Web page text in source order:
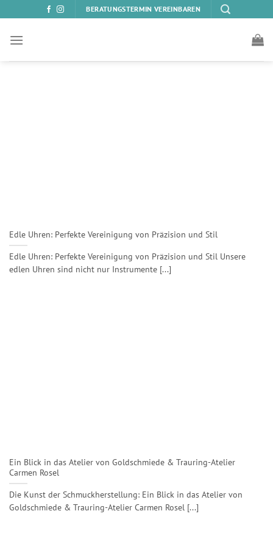
Inhalt
springen
BERATUNGSTERMIN VEREINBAREN
Edle Uhren: Perfekte Vereinigung von Präzision und Stil
Edle Uhren: Perfekte Vereinigung von Präzision und Stil Unsere
edlen Uhren sind nicht nur Instrumente [...]
Ein Blick in das Atelier von Goldschmiede & Trauring-Atelier
Carmen Rosel
Die Kunst der Schmuckherstellung: Ein Blick in das Atelier von
Goldschmiede & Trauring-Atelier Carmen Rosel [...]